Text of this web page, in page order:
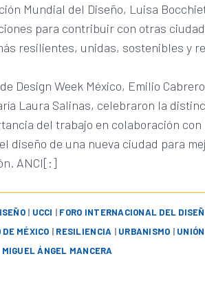
Mundial del Diseño, Luisa
para contribuir con otras
resilientes, unidas, sostenibles y
Design Week México, Emilio
Laura Salinas, celebraron la
del trabajo en colaboración
diseño de una nueva ciudad para
ANCI[:]
| UCCI | FORO INTERNACIONAL DEL
DE MÉXICO | RESILIENCIA | URBANISMO |
MIGUEL ÁNGEL MANCERA